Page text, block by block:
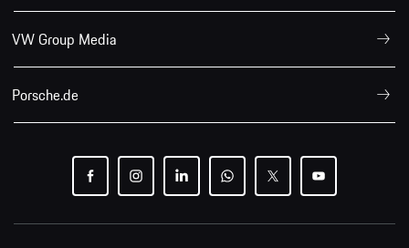
VW Group Media
Porsche.de